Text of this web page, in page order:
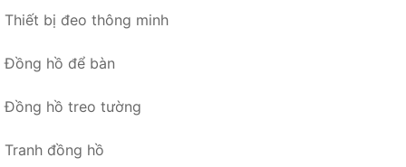
Thiết bị đeo thông minh
Đồng hồ để bàn
Đồng hồ treo tường
Tranh đồng hồ